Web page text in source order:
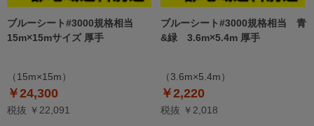
ブルーシート#3000規格相当
15m×15mサイズ 厚手
（15m×15m）
￥24,300
税抜 ￥22,091
ブルーシート#3000規格相当 青
&緑 3.6m×5.4m 厚手
（3.6m×5.4m）
￥2,220
税抜 ￥2,018